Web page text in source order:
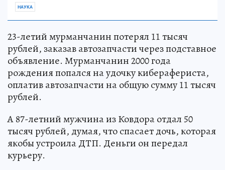
НАУКА
23-летий мурманчанин потерял 11 тысяч
рублей, заказав автозапчасти через подставное
объявление. Мурманчанин 2000 года
рождения попался на удочку киберафериста,
оплатив автозапчасти на общую сумму 11 тысяч
рублей.
А 87-летний мужчина из Ковдора отдал 50
тысяч рублей, думая, что спасает дочь, которая
якобы устроила ДТП. Деньги он передал
курьеру.